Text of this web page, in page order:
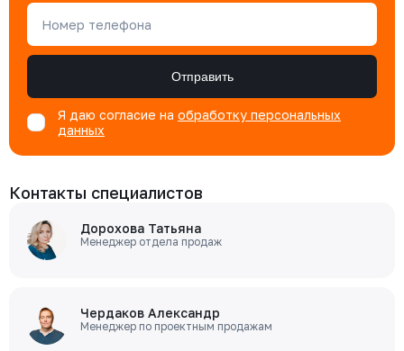
Номер телефона
Отправить
Я даю согласие на обработку персональных
данных
Контакты специалистов
Дорохова Татьяна
Менеджер отдела продаж
Чердаков Александр
Менеджер по проектным продажам